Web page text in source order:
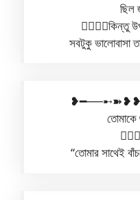
ছিল
✿⃟✺⃟কিন্তু
সবটুকু
তোমাকে
“তোমার সাথেই